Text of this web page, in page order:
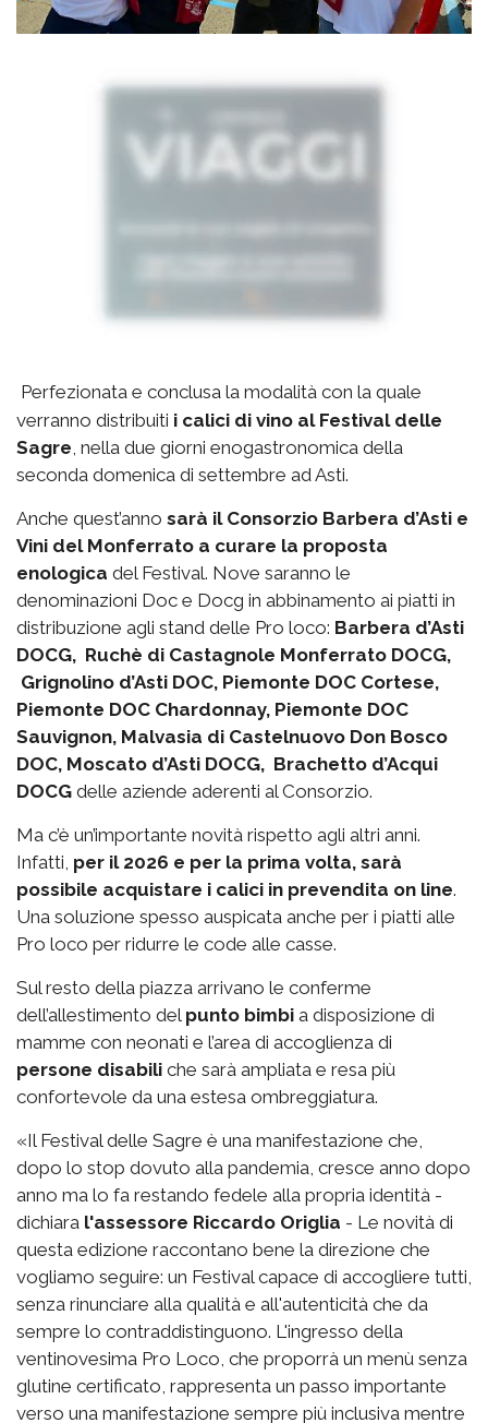
Perfezionata e conclusa la modalità con la quale
verranno distribuiti i calici di vino al Festival delle
Sagre , nella due giorni enogastronomica della
seconda domenica di settembre ad Asti.
Anche quest’anno sarà il Consorzio Barbera d’Asti e
Vini del Monferrato a curare la proposta
enologica del Festival. Nove saranno le
denominazioni Doc e Docg in abbinamento ai piatti in
distribuzione agli stand delle Pro loco: Barbera d’Asti
DOCG, Ruchè di Castagnole Monferrato DOCG,
Grignolino d’Asti DOC, Piemonte DOC Cortese,
Piemonte DOC Chardonnay, Piemonte DOC
Sauvignon, Malvasia di Castelnuovo Don Bosco
DOC, Moscato d’Asti DOCG, Brachetto d’Acqui
DOCG delle aziende aderenti al Consorzio.
Ma c’è un’importante novità rispetto agli altri anni.
Infatti, per il 2026 e per la prima volta, sarà
possibile acquistare i calici in prevendita on line.
Una soluzione spesso auspicata anche per i piatti alle
Pro loco per ridurre le code alle casse.
Sul resto della piazza arrivano le conferme
dell’allestimento del punto bimbi a disposizione di
mamme con neonati e l’area di accoglienza di
persone disabili che sarà ampliata e resa più
confortevole da una estesa ombreggiatura.
«Il Festival delle Sagre è una manifestazione che,
dopo lo stop dovuto alla pandemia, cresce anno dopo
anno ma lo fa restando fedele alla propria identità -
dichiara l'assessore Riccardo Origlia - Le novità di
questa edizione raccontano bene la direzione che
vogliamo seguire: un Festival capace di accogliere tutti,
senza rinunciare alla qualità e all'autenticità che da
sempre lo contraddistinguono. L'ingresso della
ventinovesima Pro Loco, che proporrà un menù senza
glutine certificato, rappresenta un passo importante
verso una manifestazione sempre più inclusiva mentre